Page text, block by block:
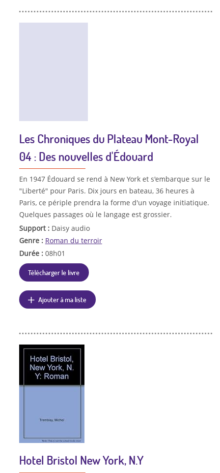
Les Chroniques du Plateau Mont-Royal
04 : Des nouvelles d'Édouard
En 1947 Édouard se rend à New York et s'embarque sur le
"Liberté" pour Paris. Dix jours en bateau, 36 heures à
Paris, ce périple prendra la forme d'un voyage initiatique.
Quelques passages où le langage est grossier.
Support : Daisy audio
Genre : Roman du terroir
Durée : 08h01
Télécharger le livre
Ajouter à ma liste
Hotel Bristol New York, N.Y